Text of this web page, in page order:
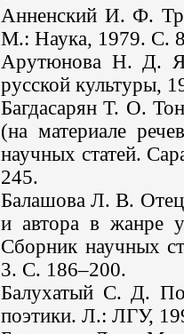
Анненский И. Ф.
М.: Наука, 1979. С.
Арутюнова Н. Д.
русской культуры,
Багдасарян Т. О.
(на материале
научных статей.
245.
Балашова Л. В. Отец
и автора в жанре
Сборник научных
3. С. 186–200.
Балухатый С. Д.
поэтики. Л.: ЛГУ,